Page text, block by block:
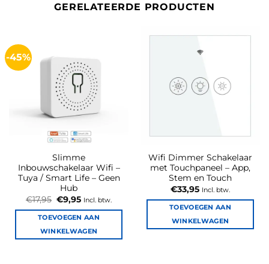
GERELATEERDE PRODUCTEN
-45%
Slimme
Inbouwschakelaar Wifi –
Tuya / Smart Life – Geen
Hub
€17,95 Oorspronkelijke
prijs
was:
€17,95.
€9,95Huidige
is:
€9,95.
Incl. btw.
TOEVOEGEN AAN
WINKELWAGEN
Wifi Dimmer Schakelaar
met Touchpaneel – App,
Stem en Touch
€33,95 Incl. btw.
TOEVOEGEN AAN
WINKELWAGEN